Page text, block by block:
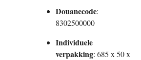
Douanecode:
8302500000
Individuele
verpakking: 685 x 50 x